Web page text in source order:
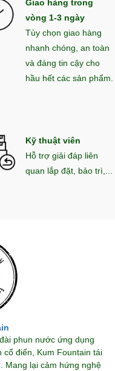
Giao hàng trong
vòng 1-3 ngày
Tùy chọn giao hàng
nhanh chóng, an toàn
và đáng tin cậy cho
hầu hết các sản phẩm.
Kỹ thuật viên
Hỗ trợ giải đáp liên
quan lắp đặt, bảo trì,...
phun nước ứng dụng
cổ điển, Kum Fountain tái
Mang lại cảm hứng nghệ